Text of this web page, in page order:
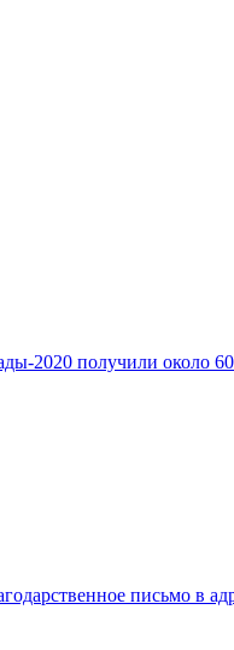
2020 получили около
письмо в